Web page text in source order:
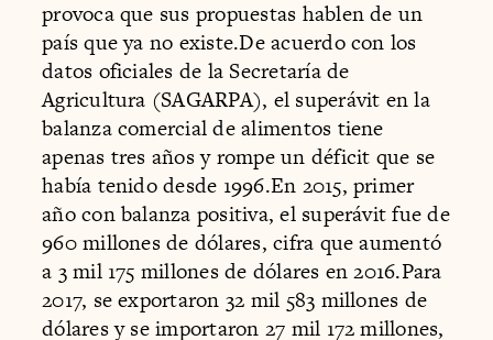
provoca que sus propuestas hablen de un
país que ya no existe.De acuerdo con los
datos oficiales de la Secretaría de
Agricultura (SAGARPA), el superávit en la
balanza comercial de alimentos tiene
apenas tres años y rompe un déficit que se
había tenido desde 1996.En 2015, primer
año con balanza positiva, el superávit fue de
960 millones de dólares, cifra que aumentó
a 3 mil 175 millones de dólares en 2016.Para
2017, se exportaron 32 mil 583 millones de
dólares y se importaron 27 mil 172 millones,